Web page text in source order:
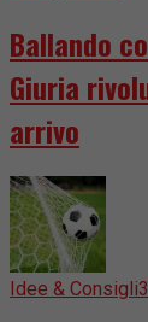
Ballando
Giuria
arrivo
Idee & Consigli